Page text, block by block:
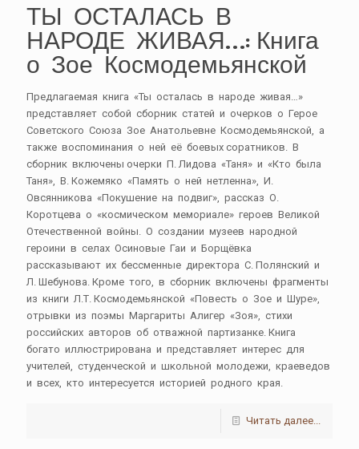
ТЫ ОСТАЛАСЬ В
НАРОДЕ ЖИВАЯ…: Книга
о Зое Космодемьянской
Предлагаемая книга «Ты осталась в народе живая…»
представляет собой сборник статей и очерков о Герое
Советского Союза Зое Анатольевне Космодемьянской, а
также воспоминания о ней её боевых соратников. В
сборник включены очерки П. Лидова «Таня» и «Кто была
Таня», В. Кожемяко «Память о ней нетленна», И.
Овсянникова «Покушение на подвиг», рассказ О.
Коротцева о «космическом мемориале» героев Великой
Отечественной войны. О создании музеев народной
героини в селах Осиновые Гаи и Борщёвка
рассказывают их бессменные директора С. Полянский и
Л. Шебунова. Кроме того, в сборник включены фрагменты
из книги Л.Т. Космодемьянской «Повесть о Зое и Шуре»,
отрывки из поэмы Маргариты Алигер «Зоя», стихи
российских авторов об отважной партизанке. Книга
богато иллюстрирована и представляет интерес для
учителей, студенческой и школьной молодежи, краеведов
и всех, кто интересуется историей родного края.
Читать далее...